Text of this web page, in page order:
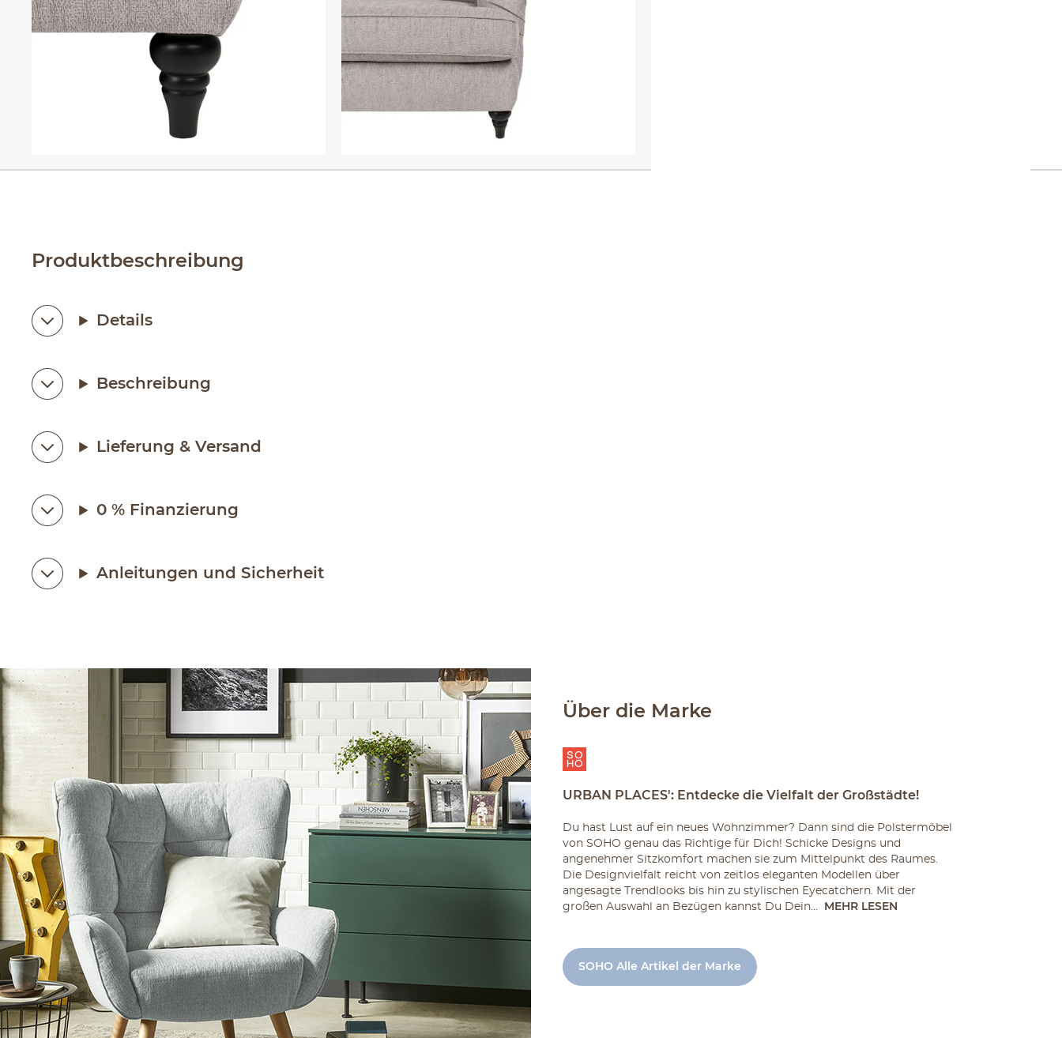
Produktbeschreibung
Details
Beschreibung
Lieferung & Versand
0 % Finanzierung
Anleitungen und Sicherheit
Über die Marke
URBAN PLACES': Entdecke die Vielfalt der Großstädte!
Du hast Lust auf ein neues Wohnzimmer? Dann sind die Polstermöbel
von SOHO genau das Richtige für Dich! Schicke Designs und
angenehmer Sitzkomfort machen sie zum Mittelpunkt des Raumes.
Die Designvielfalt reicht von zeitlos eleganten Modellen über
angesagte Trendlooks bis hin zu stylischen Eyecatchern. Mit der
großen Auswahl an Bezügen kannst Du Dein...
MEHR LESEN
SOHO Alle Artikel der Marke